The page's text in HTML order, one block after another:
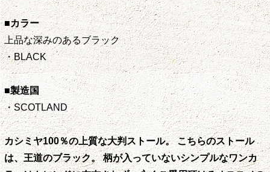
■カラー
上品な深みのあるブラック
・BLACK
■製造国
・SCOTLAND
カシミヤ100％の上質な大判ストール。 こちらのストール
は、王道のブラック。 柄が入っていないシンプルなワンカ